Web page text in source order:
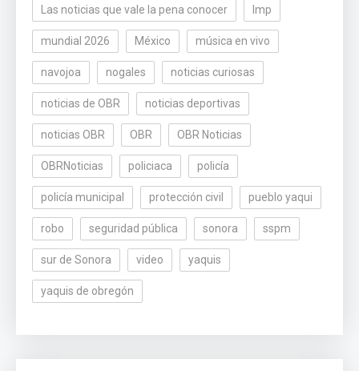
Las noticias que vale la pena conocer lmp
mundial 2026 México música en vivo
navojoa nogales noticias curiosas
noticias de OBR noticias deportivas
noticias OBR OBR OBR Noticias
OBRNoticias policiaca policía
policía municipal protección civil pueblo yaqui
robo seguridad pública sonora sspm
sur de Sonora video yaquis
yaquis de obregón